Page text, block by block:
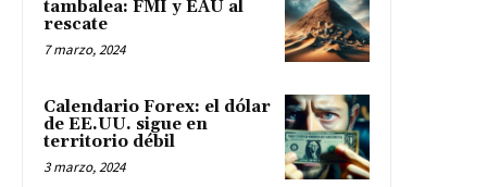
tambalea: FMI y EAU al
rescate
7 marzo, 2024
Calendario Forex: el dólar
de EE.UU. sigue en
territorio débil
3 marzo, 2024